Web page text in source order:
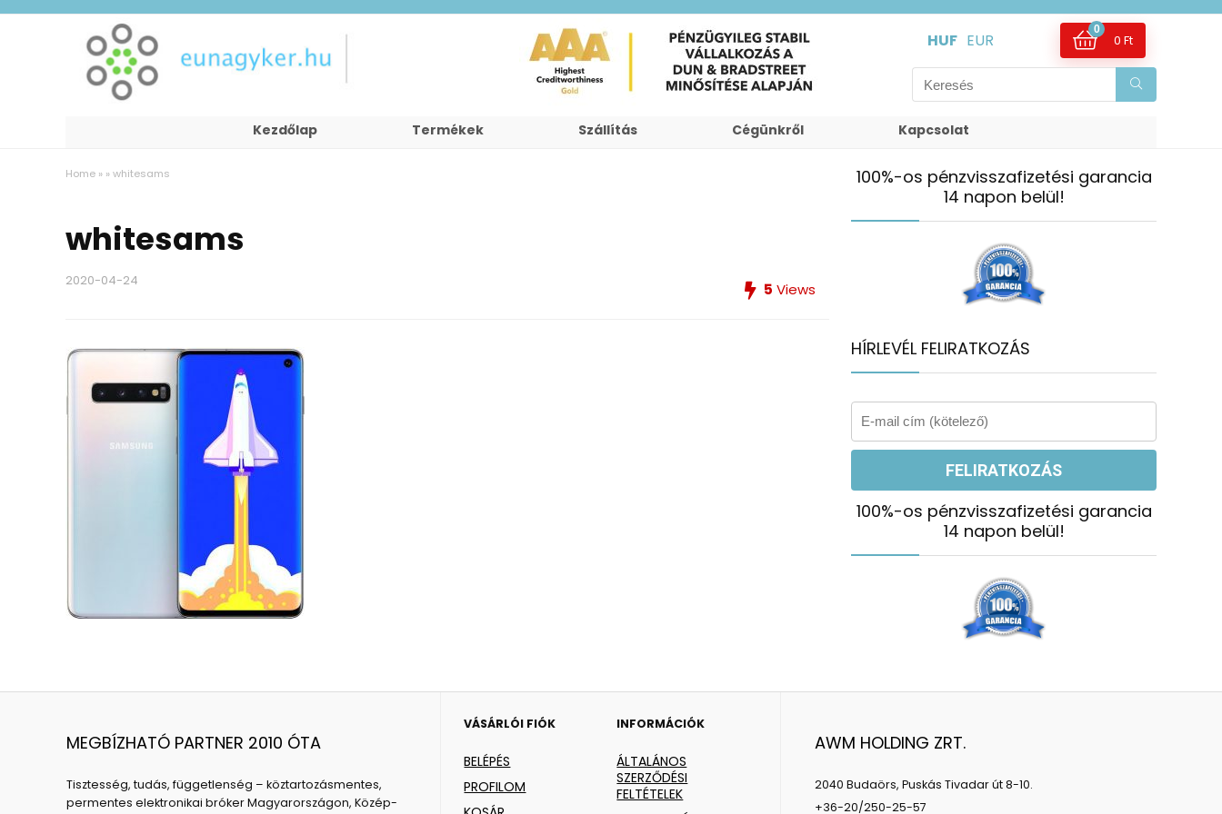
HUF EUR
0
0 Ft
Kezdőlap Termékek Szállítás Cégünkről Kapcsolat
Home » »whitesams
whitesams
2020-04-24 5 Views
100%-os pénzvisszafizetési garancia
14 napon belül!
HÍRLEVÉL FELIRATKOZÁS
100%-os pénzvisszafizetési garancia
14 napon belül!
MEGBÍZHATÓ PARTNER 2010 ÓTA
Tisztesség, tudás, függetlenség – köztartozásmentes,
permentes elektronikai bróker Magyarországon, Közép-
VÁSÁRLÓI FIÓK
BELÉPÉS
PROFILOM
INFORMÁCIÓK
ÁLTALÁNOS
SZERZŐDÉSI
FELTÉTELEK
AWM HOLDING ZRT.
2040 Budaörs, Puskás Tivadar út 8-10.
+36-20/250-25-57